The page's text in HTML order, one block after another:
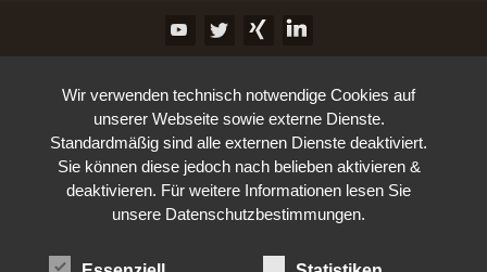
Wir verwenden technisch notwendige Cookies auf
unserer Webseite sowie externe Dienste.
Standardmäßig sind alle externen Dienste deaktiviert.
Sie können diese jedoch nach belieben aktivieren &
deaktivieren. Für weitere Informationen lesen Sie
unsere Datenschutzbestimmungen.